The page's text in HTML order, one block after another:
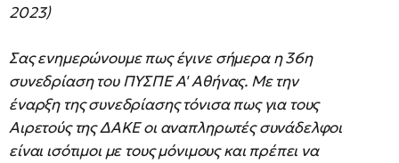
2023)
Σας ενημερώνουμε πως έγινε σήμερα η 36η
συνεδρίαση του ΠΥΣΠΕ Α' Αθήνας. Με την
έναρξη της συνεδρίασης τόνισα πως για τους
Αιρετούς της ΔΑΚΕ οι αναπληρωτές συνάδελφοι
είναι ισότιμοι με τους μόνιμους και πρέπει να